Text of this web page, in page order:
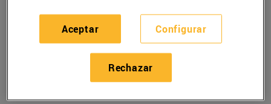
Les 3 diferències entre
la data de caducitat i la
de consum preferent
Configurar
Rechazar
Aceptar